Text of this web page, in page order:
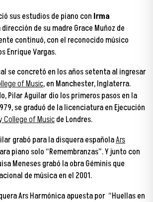
sus estudios de piano con Irma
dirección de su madre Grace Muñoz de
continuó, con el reconocido músico
Enrique Vargas.
se concretó en los años setenta al ingresar
of Music, en Manchester, Inglaterra.
Pilar Aguilar dio los primeros pasos en la
se graduó de la licenciatura en Ejecución
College of Musicde Londres.
grabó para la disquera españolaArs
piano solo “Remembranzas”. Y junto con
Meneses grabó la obra Géminis que
de música en el 2001.
Ars Harmónica apuesta por “Huellas en